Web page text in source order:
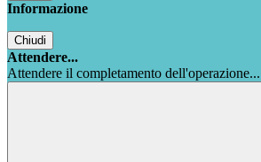
Informazione
Chiudi
Attendere...
Attendere il completamento dell'operazione...